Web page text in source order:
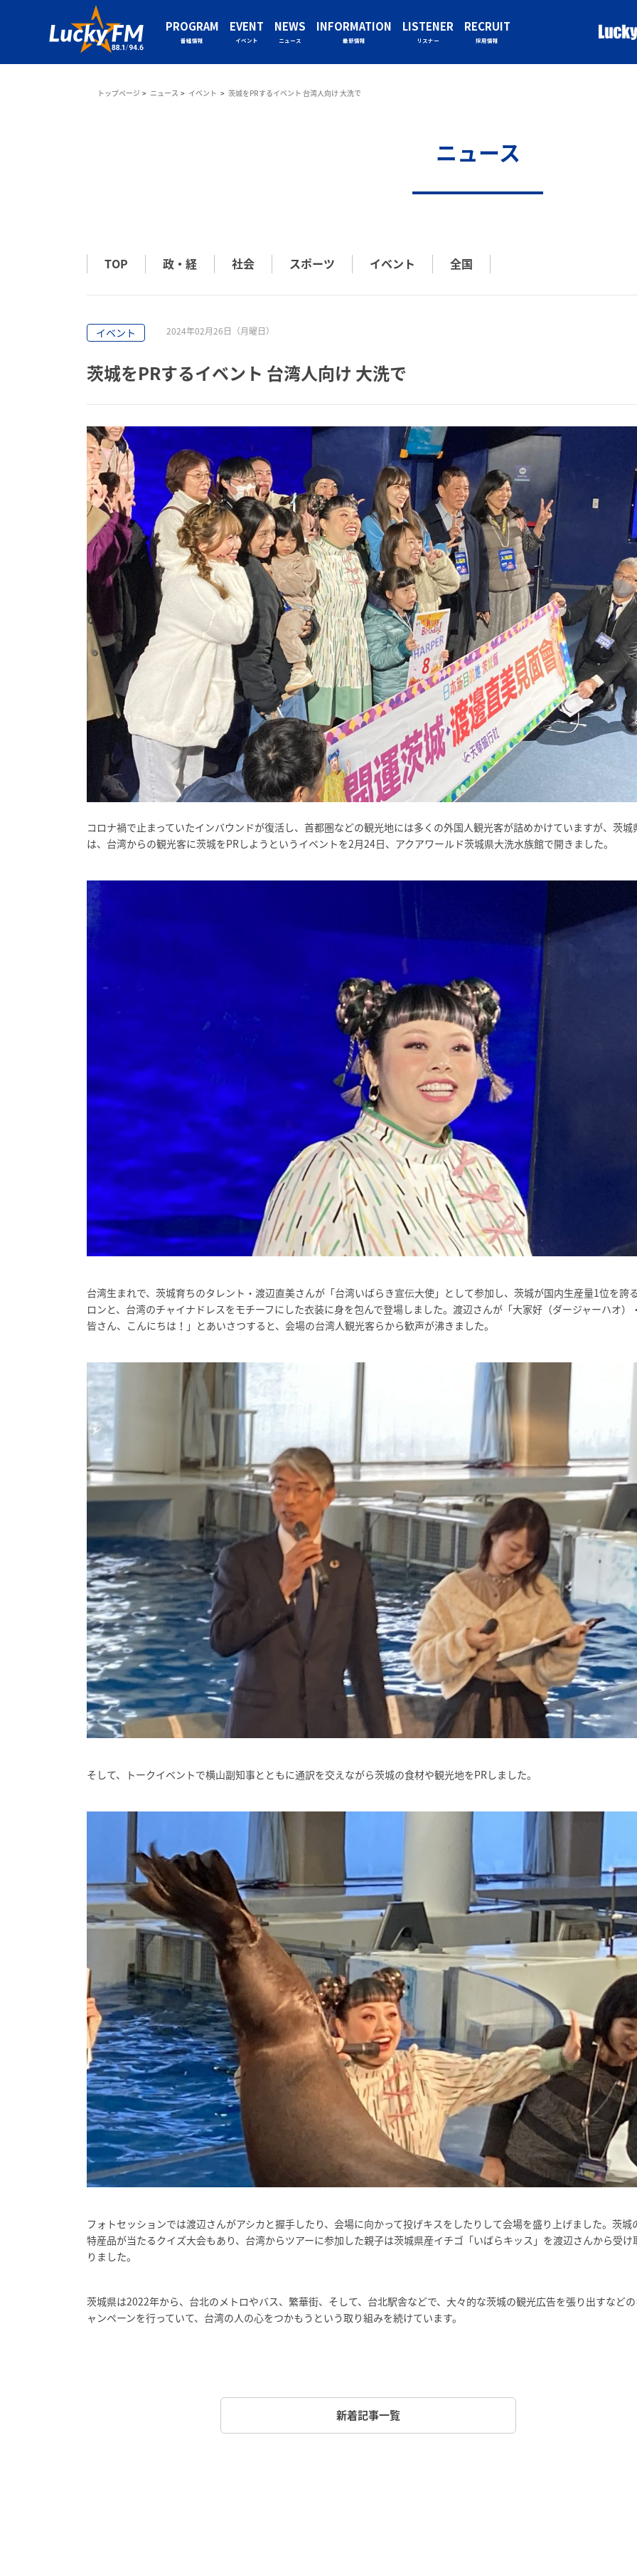
PROGRAM
番組情報
EVENT
イベント
NEWS
ニュース
INFORMATION
最新情報
LISTENER
リスナー
RECRUIT
採用情報
トップページ ニュース イベント 茨城をPRするイベント 台湾人向け 大洗で
ニュース
TOP 政・経 社会 スポーツ イベント 全国
イベント 2024年02月26日（月曜日）
茨城をPRするイベント 台湾人向け 大洗で
コロナ禍で止まっていたインバウンドが復活し、首都圏などの観光地には多くの外国人観光客が詰めかけていますが、茨城
は、台湾からの観光客に茨城をPRしようというイベントを2月24日、アクアワールド茨城県大洗水族館で開きました。
台湾生まれで、茨城育ちのタレント・渡辺直美さんが「台湾いばらき宣伝大使」として参加し、茨城が国内生産量1位を誇
ロンと、台湾のチャイナドレスをモチーフにした衣装に身を包んで登場しました。渡辺さんが「大家好（ダージャーハオ）
皆さん、こんにちは！」とあいさつすると、会場の台湾人観光客らから歓声が沸きました。
そして、トークイベントで横山副知事とともに通訳を交えながら茨城の食材や観光地をPRしました。
フォトセッションでは渡辺さんがアシカと握手したり、会場に向かって投げキスをしたりして会場を盛り上げました。茨城
特産品が当たるクイズ大会もあり、台湾からツアーに参加した親子は茨城県産イチゴ「いばらキッス」を渡辺さんから受け
りました。
茨城県は2022年から、台北のメトロやバス、繁華街、そして、台北駅舎などで、大々的な茨城の観光広告を張り出すなど
ャンペーンを行っていて、台湾の人の心をつかもうという取り組みを続けています。
新着記事一覧